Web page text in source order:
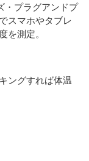
・プラグアンドプ
スマホやタブレ
を測定。
ングすれば体温